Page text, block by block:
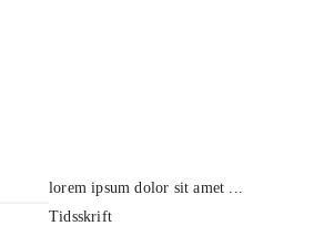
lorem ipsum dolor sit amet ...
Tidsskrift